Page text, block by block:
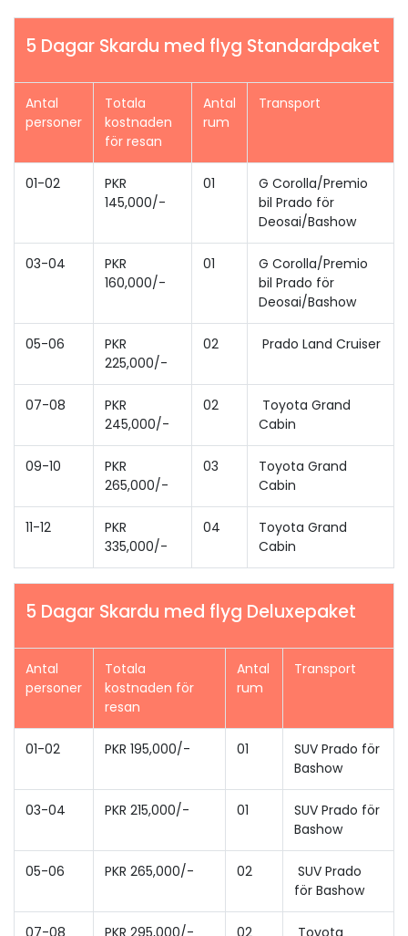
5 Dagar Skardu med flyg Standardpaket
Antal
personer
Totala
kostnaden
för resan
Antal
rum
Transport
01-02
PKR
145,000/-
01
G Corolla/Premio
bil Prado för
Deosai/Bashow
03-04
PKR
160,000/-
01
G Corolla/Premio
bil Prado för
Deosai/Bashow
05-06
PKR
225,000/-
02 Prado Land Cruiser
07-08
PKR
245,000/-
02
Toyota Grand
Cabin
09-10
PKR
265,000/-
03
Toyota Grand
Cabin
11-12
PKR
335,000/-
04
Toyota Grand
Cabin
5 Dagar Skardu med flyg Deluxepaket
Antal
personer
Totala
kostnaden för
resan
Antal
rum
Transport
01-02 PKR 195,000/- 01
SUV Prado för
Bashow
03-04 PKR 215,000/- 01
SUV Prado för
Bashow
05-06 PKR 265,000/- 02
SUV Prado
för Bashow
07-08 PKR 295,000/- 02 Toyota